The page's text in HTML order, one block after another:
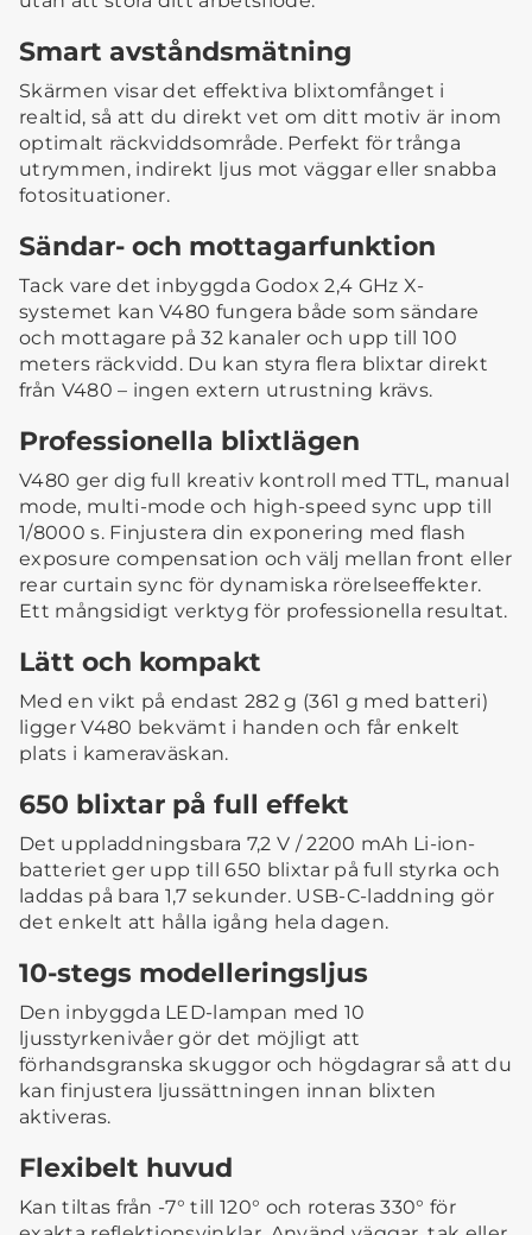
Smart avståndsmätning
Skärmen visar det effektiva blixtomfånget i
realtid, så att du direkt vet om ditt motiv är inom
optimalt räckviddsområde. Perfekt för trånga
utrymmen, indirekt ljus mot väggar eller snabba
fotosituationer.
Sändar- och mottagarfunktion
Tack vare det inbyggda Godox 2,4 GHz X-
systemet kan V480 fungera både som sändare
och mottagare på 32 kanaler och upp till 100
meters räckvidd. Du kan styra flera blixtar direkt
från V480 – ingen extern utrustning krävs.
Professionella blixtlägen
V480 ger dig full kreativ kontroll med TTL, manual
mode, multi-mode och high-speed sync upp till
1/8000 s. Finjustera din exponering med flash
exposure compensation och välj mellan front eller
rear curtain sync för dynamiska rörelseeffekter.
Ett mångsidigt verktyg för professionella resultat.
Lätt och kompakt
Med en vikt på endast 282 g (361 g med batteri)
ligger V480 bekvämt i handen och får enkelt
plats i kameraväskan.
650 blixtar på full effekt
Det uppladdningsbara 7,2 V / 2200 mAh Li-ion-
batteriet ger upp till 650 blixtar på full styrka och
laddas på bara 1,7 sekunder. USB-C-laddning gör
det enkelt att hålla igång hela dagen.
10-stegs modelleringsljus
Den inbyggda LED-lampan med 10
ljusstyrkenivåer gör det möjligt att
förhandsgranska skuggor och högdagrar så att du
kan finjustera ljussättningen innan blixten
aktiveras.
Flexibelt huvud
Kan tiltas från -7° till 120° och roteras 330° för